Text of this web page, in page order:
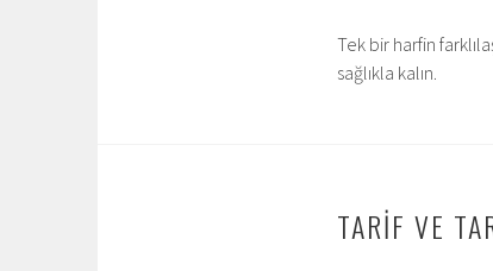
Tek bir harfin
sağlıkla kalın.
TARİF VE